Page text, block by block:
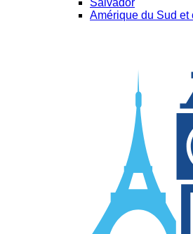
Salvador
Amérique du Sud et